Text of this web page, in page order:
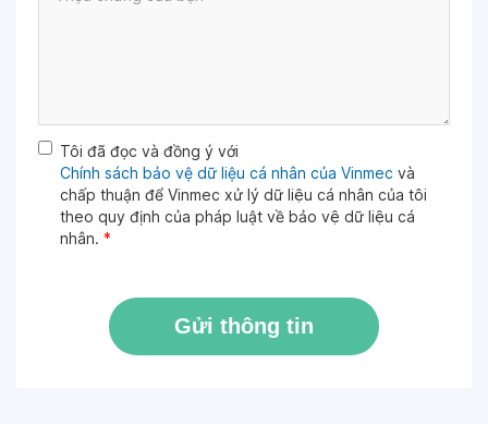
Tôi đã đọc và đồng ý với
Chính sách bảo vệ dữ liệu cá nhân của Vinmec và
chấp thuận để Vinmec xử lý dữ liệu cá nhân của tôi
theo quy định của pháp luật về bảo vệ dữ liệu cá
nhân. *
Gửi thông tin